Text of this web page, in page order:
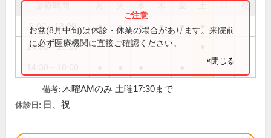
祝
9:00～13:00 ● ● ● ● ●
14:30～17:30
お盆(8月中旬)は休診・休業の場合があります。来院前
に必ず医療機関に直接ご確認ください。
×閉じる
備考: 木曜AMのみ 土曜17:30まで
休診日: 日、祝